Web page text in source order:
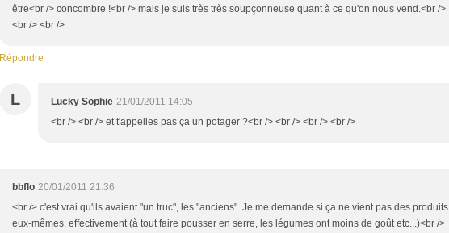
être<br /> concombre !<br /> mais je suis très très soupçonneuse quant à ce qu'on nous vend.<br />
<br /> <br />
Répondre
L Lucky Sophie 21/01/2011 14:05
<br /> <br /> et t'appelles pas ça un potager ?<br /> <br /> <br /> <br />
bbflo 20/01/2011 21:36
<br /> c'est vrai qu'ils avaient "un truc", les "anciens". Je me demande si ça ne vient pas des produits
eux-mêmes, effectivement (à tout faire pousser en serre, les légumes ont moins de goût etc...)<br />